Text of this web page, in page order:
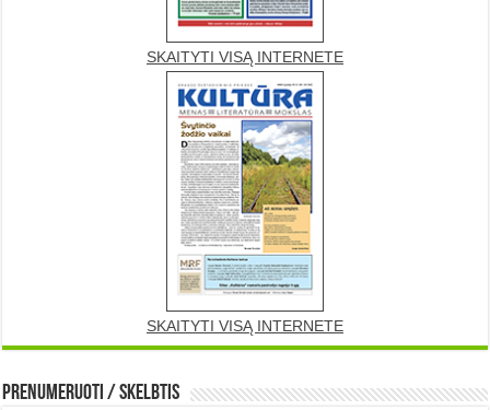
SKAITYTI VISĄ INTERNETE
SKAITYTI VISĄ INTERNETE
Prenumeruoti / Skelbtis